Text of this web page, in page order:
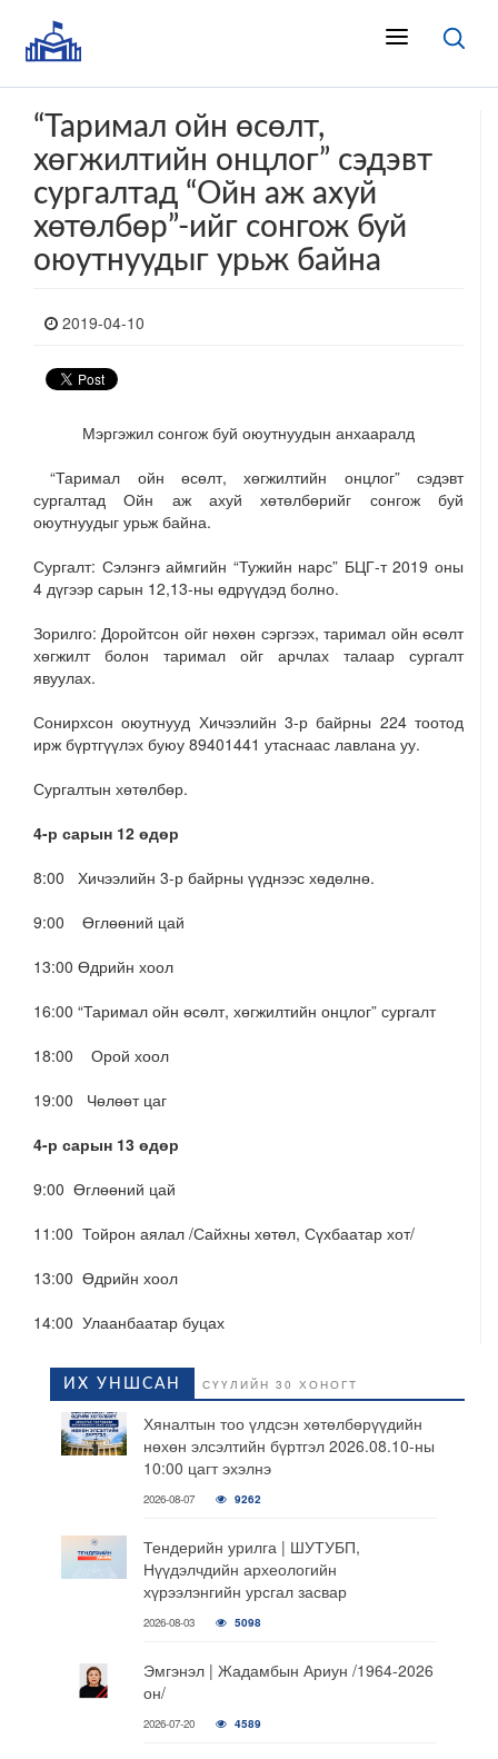
“Таримал ойн өсөлт,
хөгжилтийн онцлог” сэдэвт
сургалтад “Ойн аж ахуй
хөтөлбөр”-ийг сонгож буй
оюутнуудыг урьж байна
2019-04-10
Мэргэжил сонгож буй оюутнуудын анхааралд
“Таримал ойн өсөлт, хөгжилтийн онцлог” сэдэвт
сургалтад Ойн аж ахуй хөтөлбөрийг сонгож буй
оюутнуудыг урьж байна.
Сургалт: Сэлэнгэ аймгийн “Тужийн нарс” БЦГ-т 2019 оны
4 дүгээр сарын 12,13-ны өдрүүдэд болно.
Зорилго: Доройтсон ойг нөхөн сэргээх, таримал ойн өсөлт
хөгжилт болон таримал ойг арчлах талаар сургалт
явуулах.
Сонирхсон оюутнууд Хичээлийн 3-р байрны 224 тоотод
ирж бүртгүүлэх буюу 89401441 утаснаас лавлана уу.
Сургалтын хөтөлбөр.
4-р сарын 12 өдөр
8:00 Хичээлийн 3-р байрны үүднээс хөдөлнө.
9:00 Өглөөний цай
13:00 Өдрийн хоол
16:00 “Таримал ойн өсөлт, хөгжилтийн онцлог” сургалт
18:00 Орой хоол
19:00 Чөлөөт цаг
4-р сарын 13 өдөр
9:00 Өглөөний цай
11:00 Тойрон аялал /Сайхны хөтөл, Сүхбаатар хот/
13:00 Өдрийн хоол
14:00 Улаанбаатар буцах
ИХ УНШСАН СҮҮЛИЙН 30 ХОНОГТ
Хяналтын тоо үлдсэн хөтөлбөрүүдийн
нөхөн элсэлтийн бүртгэл 2026.08.10-ны
10:00 цагт эхэлнэ
2026-08-07 9262
Тендерийн урилга | ШУТУБП,
Нүүдэлчдийн археологийн
хүрээлэнгийн урсгал засвар
2026-08-03 5098
Эмгэнэл | Жадамбын Ариун /1964-2026
он/
2026-07-20 4589